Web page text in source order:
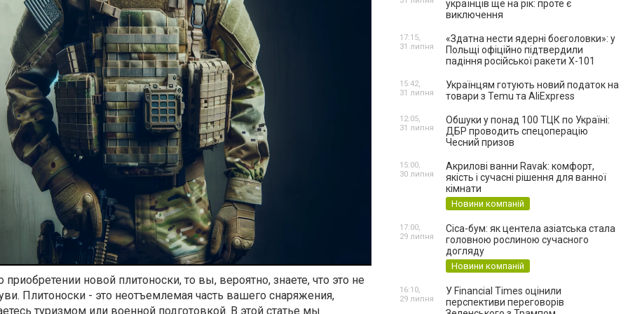
новой плитоноски, то вы, вероятно, знаете, что это не
Плитоноски - это неотъемлемая часть вашего снаряжения,
туризмом или военной подготовкой. В этой статье мы
українців ще на рік: проте є
виключення
«Здатна нести ядерні боєголовки»: у
Польщі офіційно підтвердили
падіння російської ракети Х-101
17:15,
31 липня
Українцям готують новий податок на
товари з Temu та AliExpress
15:42,
31 липня
Обшуки у понад 100 ТЦК по Україні:
ДБР проводить спецоперацію
Чесний призов
12:05,
31 липня
Акрилові ванни Ravak: комфорт,
якість і сучасні рішення для ванної
кімнати
Новини компаній
15:00,
30 липня
Cica-бум: як центела азіатська стала
головною рослиною сучасного
догляду
Новини компаній
17:00,
29 липня
У Financial Times оцінили
перспективи переговорів
16:10,
29 липня